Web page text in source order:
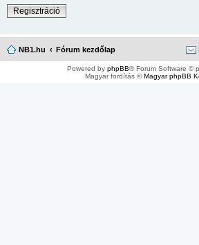
Regisztráció
NB1.hu Fórum kezdőlap
Powered by phpBB® Forum Software ©
Magyar fordítás ©Magyar phpBB